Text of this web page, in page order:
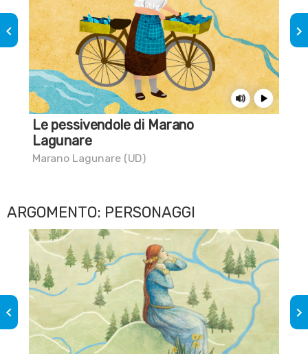
Le pessivendole di Marano
Lagunare
Marano Lagunare (UD)
keyboard_arrow_left keyboard_arrow_right
ARGOMENTO: PERSONAGGI
keyboard_arrow_left keyboard_arrow_right